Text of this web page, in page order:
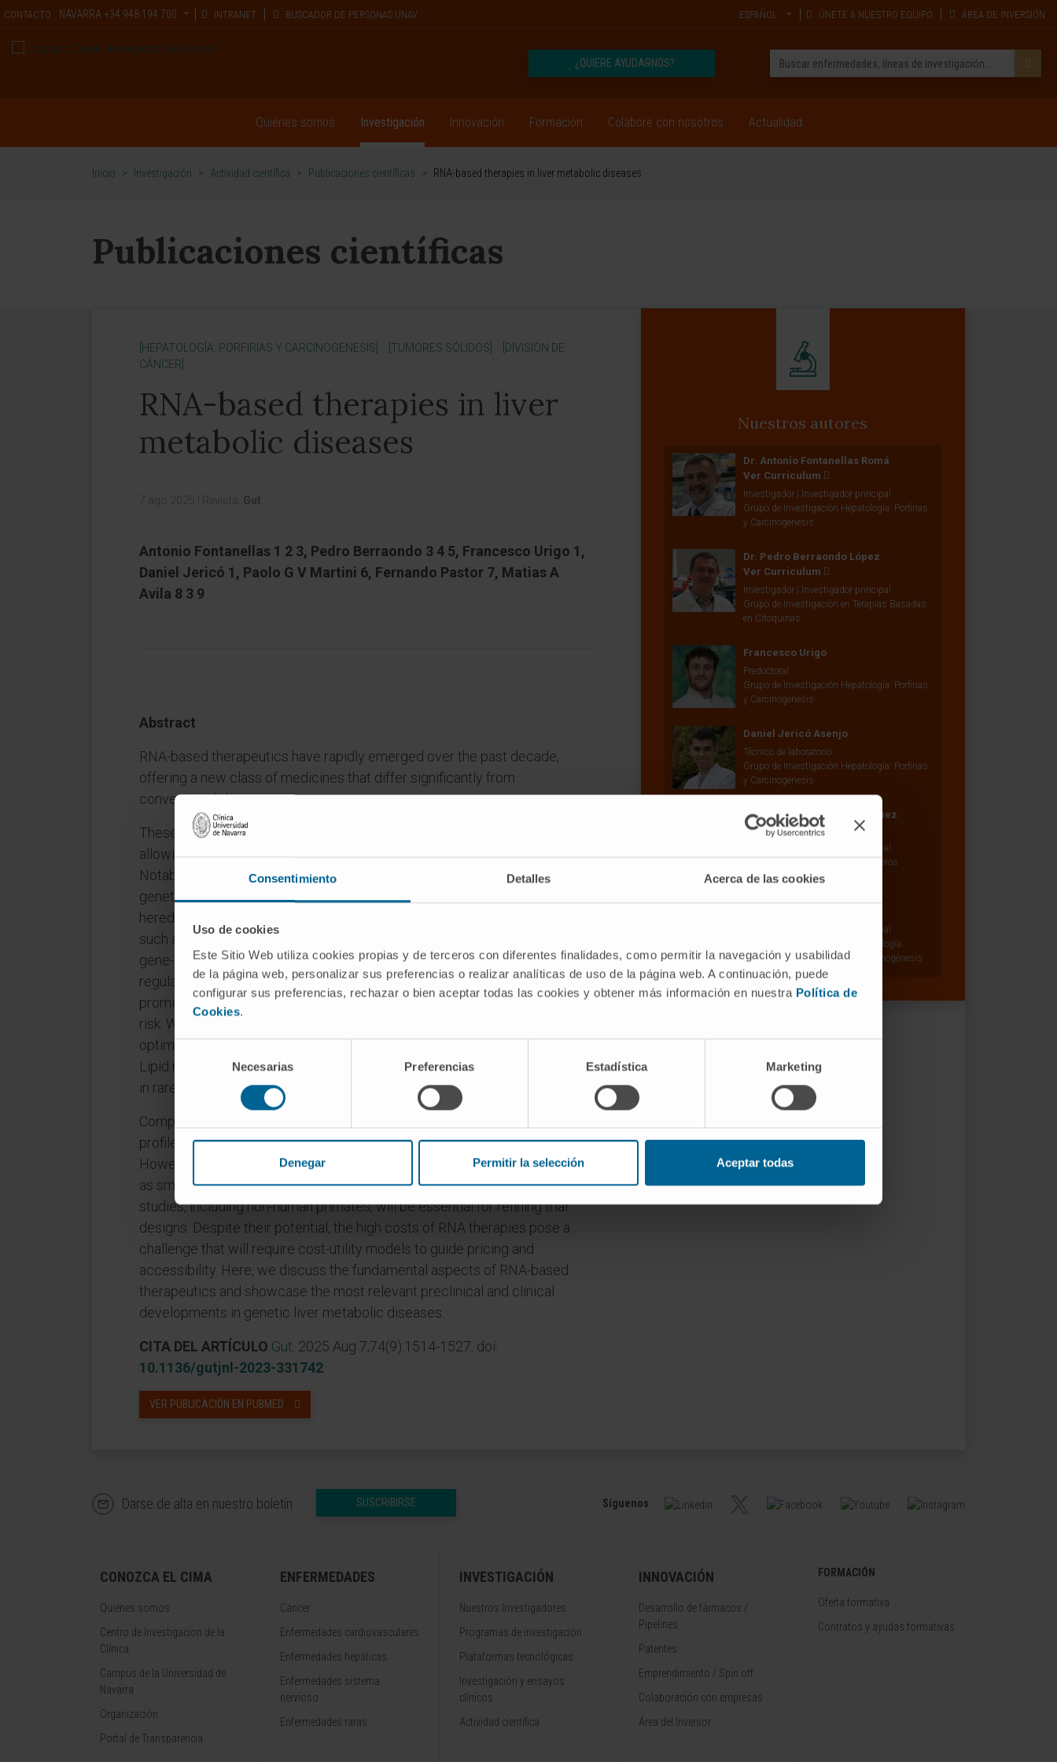
Consentimiento Detalles Acerca de las cookies
Uso de cookies
Este Sitio Web utiliza cookies propias y de terceros con diferentes finalidades, como permitir la navegación y usabilidad
de la página web, personalizar sus preferencias o realizar analíticas de uso de la página web. A continuación, puede
configurar sus preferencias, rechazar o bien aceptar todas las cookies y obtener más información en nuestra Política de
Cookies.
de
consentimiento
Necesarias Preferencias Estadística Marketing
Denegar Permitir la selección Aceptar todas
CONTACTO NAVARRA +34 948 194 700 INTRANET BUSCADOR DE PERSONAS UNAV ESPAÑOL ÚNETE A NUESTRO EQUIPO ÁREA DE INVERSIÓN
¿QUIERE AYUDARNOS?
Quiénes somos Investigación Innovación Formación Colabore con nosotros Actualidad
Inicio > Investigación > Actividad científica > Publicaciones científicas > RNA-based therapies in liver metabolic diseases
Publicaciones científicas
[HEPATOLOGÍA: PORFIRIAS Y CARCINOGENESIS] [TUMORES SÓLIDOS]
[DIVISIÓN DE
CÁNCER]
RNA-based therapies in liver
metabolic diseases
7 ago 2025 Revista: Gut
Antonio Fontanellas 1 2 3, Pedro Berraondo 3 4 5, Francesco Urigo 1,
Daniel Jericó 1, Paolo G V Martini 6, Fernando Pastor 7, Matias A
Avila 8 3 9
Abstract
RNA-based therapeutics have rapidly emerged over the past decade,
offering a new class of medicines that differ significantly from
conventional drugs.
These therapies can be programmed to target or restore defective genes,
allowing for more personalised treatments and reducing side effects.
Notably, RNA therapies have made significant progress in the treatment of
genetic liver diseases, exemplified by small interfering RNA treatments for
hereditary transthyretin amyloidosis, which use liver-targeting strategies
such as GalNAc conjugation to improve efficacy and safety. RNA-based
gene-editing technologies, such as base editor and prime editor clustered
regularly interspaced short palindromic repeats systems, also show
promise with their ability to minimise genomic rearrangements and cancer
risk. While RNA therapies offer high precision, challenges remain in
optimising delivery methods and ensuring long-term safety and efficacy.
Lipid nanoparticle-mRNA therapeutics, particularly for protein replacement
in rare diseases, have gained support from preclinical successes.
Compared with viral gene therapies, mRNA therapies present a safer
profile with reduced risks of genomic integration and oncogene activation.
However, clinical trials, especially for rare diseases, face limitations such
as small sample sizes and short observation periods. Further preclinical
studies, including non-human primates, will be essential for refining trial
designs. Despite their potential, the high costs of RNA therapies pose a
challenge that will require cost-utility models to guide pricing and
accessibility. Here, we discuss the fundamental aspects of RNA-based
therapeutics and showcase the most relevant preclinical and clinical
developments in genetic liver metabolic diseases.
CITA DEL ARTÍCULO Gut . 2025 Aug 7;74(9):1514-1527. doi:
10.1136/gutjnl-2023-331742
VER PUBLICACIÓN EN PUBMED
Nuestros autores
Dr. Antonio Fontanellas Romá
Ver Curriculum
Investigador | Investigador principal
Grupo de Investigación Hepatología: Porfirias
y Carcinogenesis
Dr. Pedro Berraondo López
Ver Curriculum
Investigador | Investigador principal
Grupo de Investigación en Terapias Basadas
en Citoquinas
Francesco Urigo
Predoctoral
Grupo de Investigación Hepatología: Porfirias
y Carcinogenesis
Daniel Jericó Asenjo
Técnico de laboratorio
Grupo de Investigación Hepatología: Porfirias
y Carcinogenesis
Dr. Fernando Pastor Rodríguez
Ver Curriculum
Investigador | Investigador principal
Grupo de Investigación en Aptámeros
Investigador | Investigador principal
Grupo de Investigación en Hepatología:
Metabolismo, Epigenética y Carcinogénesis
Darse de alta en nuestro boletín SUSCRIBIRSE Síguenos
CONOZCA EL CIMA
Quiénes somos
Centro de Investigacion de la
Clínica
Campus de la Universidad de
Navarra
Organización
Portal de Transparencia
ENFERMEDADES
Cáncer
Enfermedades cardiovasculares
Enfermedades hepáticas
Enfermedades sistema
nervioso
Enfermedades raras
INVESTIGACIÓN
Nuestros Investigadores
Programas de investigación
Plataformas tecnológicas
Investigación y ensayos
clínicos
Actividad científica
INNOVACIÓN
Desarrollo de fármacos /
Pipelines
Patentes
Emprendimiento / Spin off
Colaboración con empresas
Área del Inversor
FORMACIÓN
Oferta formativa
Contratos y ayudas formativas